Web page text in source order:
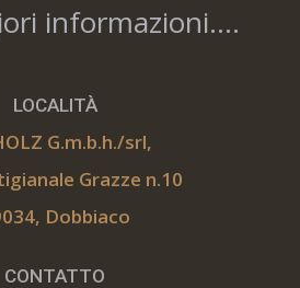
informazioni….
LOCALITÀ
G.m.b.h./srl,
Grazze n.10
Dobbiaco
CONTATTO